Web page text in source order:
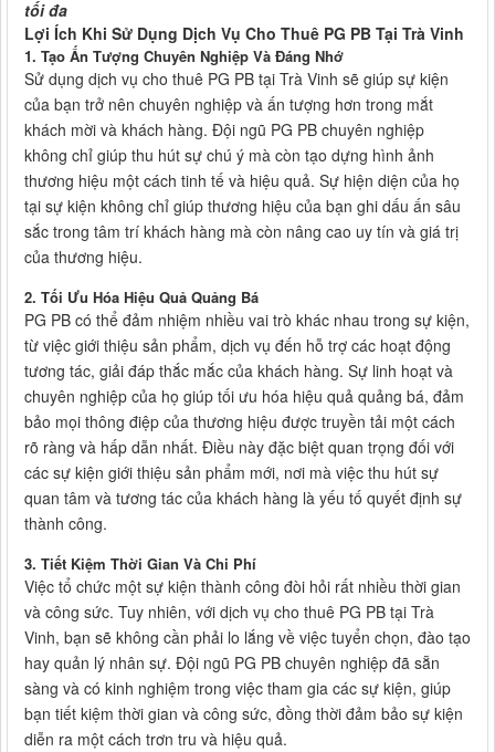
tối đa
Lợi Ích Khi Sử Dụng Dịch Vụ Cho Thuê PG PB Tại Trà Vinh
1. Tạo Ấn Tượng Chuyên Nghiệp Và Đáng Nhớ
Sử dụng dịch vụ cho thuê PG PB tại Trà Vinh sẽ giúp sự kiện
của bạn trở nên chuyên nghiệp và ấn tượng hơn trong mắt
khách mời và khách hàng. Đội ngũ PG PB chuyên nghiệp
không chỉ giúp thu hút sự chú ý mà còn tạo dựng hình ảnh
thương hiệu một cách tinh tế và hiệu quả. Sự hiện diện của họ
tại sự kiện không chỉ giúp thương hiệu của bạn ghi dấu ấn sâu
sắc trong tâm trí khách hàng mà còn nâng cao uy tín và giá trị
của thương hiệu.
2. Tối Ưu Hóa Hiệu Quả Quảng Bá
PG PB có thể đảm nhiệm nhiều vai trò khác nhau trong sự kiện,
từ việc giới thiệu sản phẩm, dịch vụ đến hỗ trợ các hoạt động
tương tác, giải đáp thắc mắc của khách hàng. Sự linh hoạt và
chuyên nghiệp của họ giúp tối ưu hóa hiệu quả quảng bá, đảm
bảo mọi thông điệp của thương hiệu được truyền tải một cách
rõ ràng và hấp dẫn nhất. Điều này đặc biệt quan trọng đối với
các sự kiện giới thiệu sản phẩm mới, nơi mà việc thu hút sự
quan tâm và tương tác của khách hàng là yếu tố quyết định sự
thành công.
3. Tiết Kiệm Thời Gian Và Chi Phí
Việc tổ chức một sự kiện thành công đòi hỏi rất nhiều thời gian
và công sức. Tuy nhiên, với dịch vụ cho thuê PG PB tại Trà
Vinh, bạn sẽ không cần phải lo lắng về việc tuyển chọn, đào tạo
hay quản lý nhân sự. Đội ngũ PG PB chuyên nghiệp đã sẵn
sàng và có kinh nghiệm trong việc tham gia các sự kiện, giúp
bạn tiết kiệm thời gian và công sức, đồng thời đảm bảo sự kiện
diễn ra một cách trơn tru và hiệu quả.